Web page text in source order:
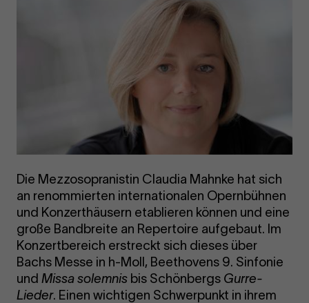
Die Mezzosopranistin Claudia Mahnke hat sich
an renommierten internationalen Opernbühnen
und Konzerthäusern etablieren können und eine
große Bandbreite an Repertoire aufgebaut. Im
Konzertbereich erstreckt sich dieses über
Bachs Messe in h-Moll, Beethovens 9. Sinfonie
und Missa solemnis bis Schönbergs Gurre-
Lieder. Einen wichtigen Schwerpunkt in ihrem